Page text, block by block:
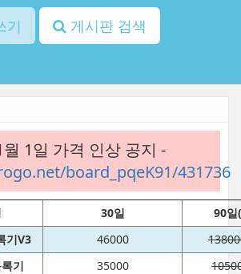
기 게시판 검색
1일 가격 인상 공지 -
board_pqeK91/431736
30일
90일
기V3
46000
기
35000